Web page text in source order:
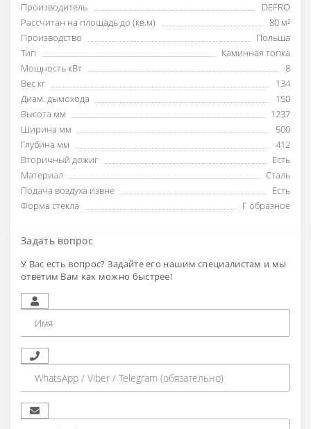
Производитель
DEFRO
Рассчитан на площадь до (кв.м)
80 м²
Производство
Польша
Тип
Каминная топка
Мощность кВт
8
Вес кг
134
Диам. дымохода
150
Высота мм
1237
Ширина мм
500
Глубина мм
412
Вторичный дожиг
Есть
Материал
Сталь
Подача воздуха извне
Есть
Форма стекла
Г образное
Задать вопрос
У Вас есть вопрос? Задайте его нашим специалистам и мы
ответим Вам как можно быстрее!